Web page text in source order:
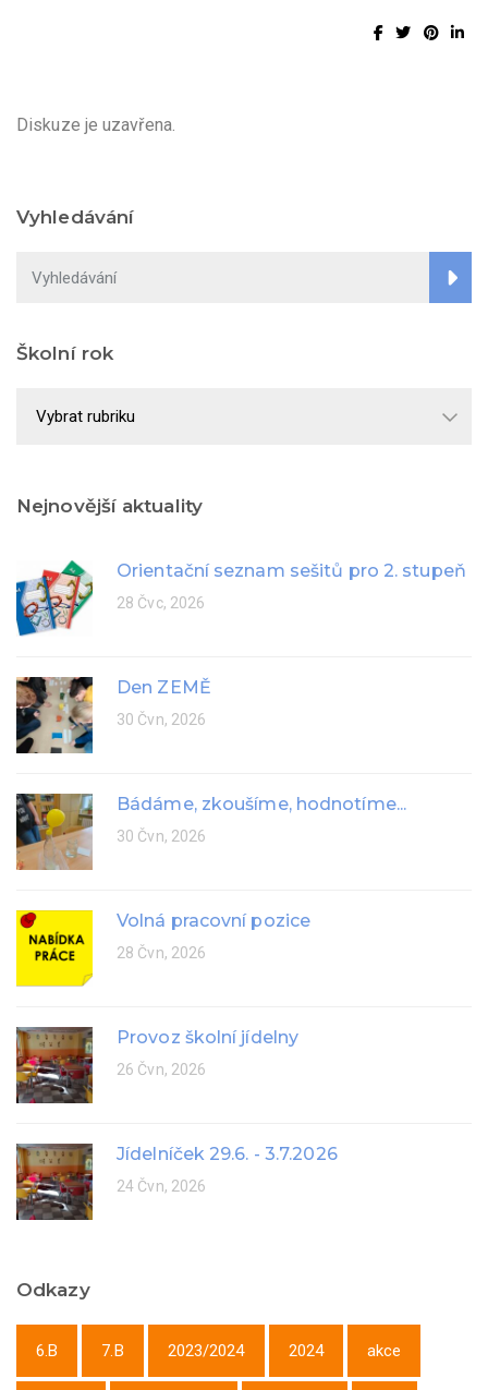
Diskuze je uzavřena.
Vyhledávání
Školní rok
Nejnovější aktuality
Orientační seznam sešitů pro 2. stupeň
28 Čvc, 2026
Den ZEMĚ
30 Čvn, 2026
Bádáme, zkoušíme, hodnotíme...
30 Čvn, 2026
Volná pracovní pozice
28 Čvn, 2026
Provoz školní jídelny
26 Čvn, 2026
Jídelníček 29.6. - 3.7.2026
24 Čvn, 2026
Odkazy
6.B 7.B 2023/2024 2024 akce